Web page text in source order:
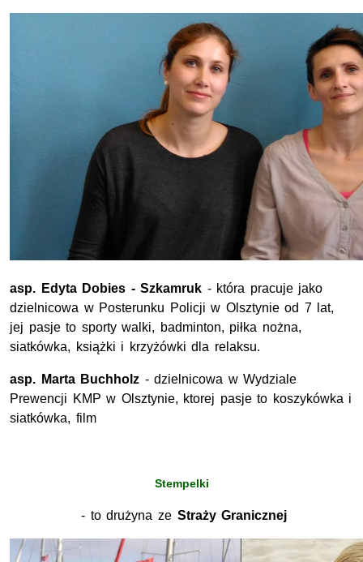
asp. Edyta Dobies - Szkamruk - która pracuje jako
dzielnicowa w Posterunku Policji w Olsztynie od 7 lat,
jej pasje to sporty walki, badminton, piłka nożna,
siatkówka, książki i krzyżówki dla relaksu.
asp. Marta Buchholz - dzielnicowa w Wydziale
Prewencji KMP w Olsztynie, ktorej pasje to koszykówka i
siatkówka, film
Stempelki
- to drużyna ze Straży Granicznej